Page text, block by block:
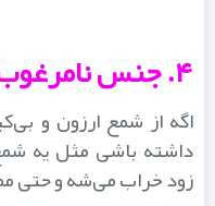
اگه از شمع ارزون و
داشته باشی مثل یه شمع
زود خراب می‌شه و حتی